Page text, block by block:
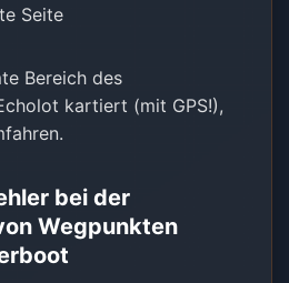
Seite
Bereich des
kartiert (mit GPS!),
bei der
Wegpunkten